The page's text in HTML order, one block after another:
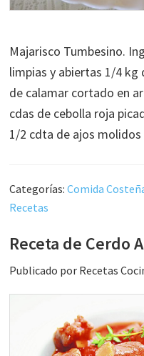
Majarisco Tumbesino.
limpias y abiertas 1/4
de calamar cortado en
cdas de cebolla roja
1/2 cdta de ajos
Categorías:Comida
Recetas
Receta de Cerdo
Publicado por Recetas